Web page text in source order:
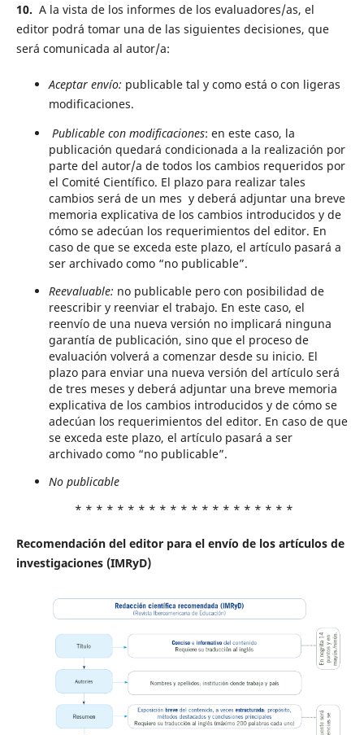
10. A la vista de los informes de los evaluadores/as, el
editor podrá tomar una de las siguientes decisiones, que
será comunicada al autor/a:
Aceptar envío: publicable tal y como está o con ligeras
modificaciones.
Publicable con modificaciones: en este caso, la
publicación quedará condicionada a la realización por
parte del autor/a de todos los cambios requeridos por
el Comité Científico. El plazo para realizar tales
cambios será de un mes y deberá adjuntar una breve
memoria explicativa de los cambios introducidos y de
cómo se adecúan los requerimientos del editor. En
caso de que se exceda este plazo, el artículo pasará a
ser archivado como “no publicable”.
Reevaluable: no publicable pero con posibilidad de
reescribir y reenviar el trabajo. En este caso, el
reenvío de una nueva versión no implicará ninguna
garantía de publicación, sino que el proceso de
evaluación volverá a comenzar desde su inicio. El
plazo para enviar una nueva versión del artículo será
de tres meses y deberá adjuntar una breve memoria
explicativa de los cambios introducidos y de cómo se
adecúan los requerimientos del editor. En caso de que
se exceda este plazo, el artículo pasará a ser
archivado como “no publicable”.
No publicable
* * * * * * * * * * * * * * * * * * * * *
Recomendación del editor para el envío de los artículos de
investigaciones (IMRyD)